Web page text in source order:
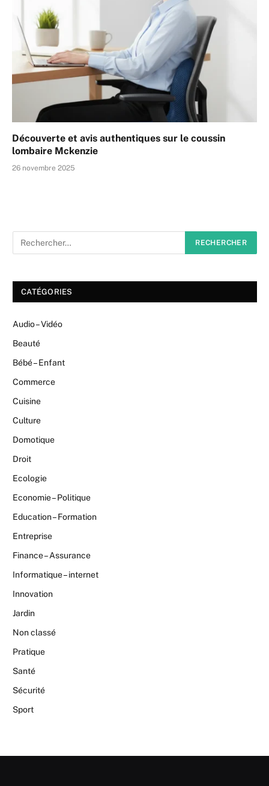
Découverte et avis authentiques sur le coussin
lombaire Mckenzie
26 novembre 2025
CATÉGORIES
Audio – Vidéo
Beauté
Bébé – Enfant
Commerce
Cuisine
Culture
Domotique
Droit
Ecologie
Economie – Politique
Education – Formation
Entreprise
Finance – Assurance
Informatique – internet
Innovation
Jardin
Non classé
Pratique
Santé
Sécurité
Sport